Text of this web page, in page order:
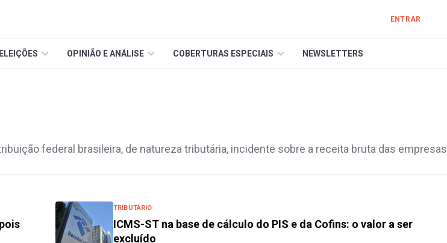
ENTRAR
ELEIÇÕES OPINIÃO E ANÁLISE COBERTURAS ESPECIAIS NEWSLETTERS
federal brasileira, de natureza tributária, incidente sobre a receita bruta das empresas
TRIBUTÁRIO
ICMS-ST na base de cálculo do PIS e da Cofins: o valor a ser
excluído